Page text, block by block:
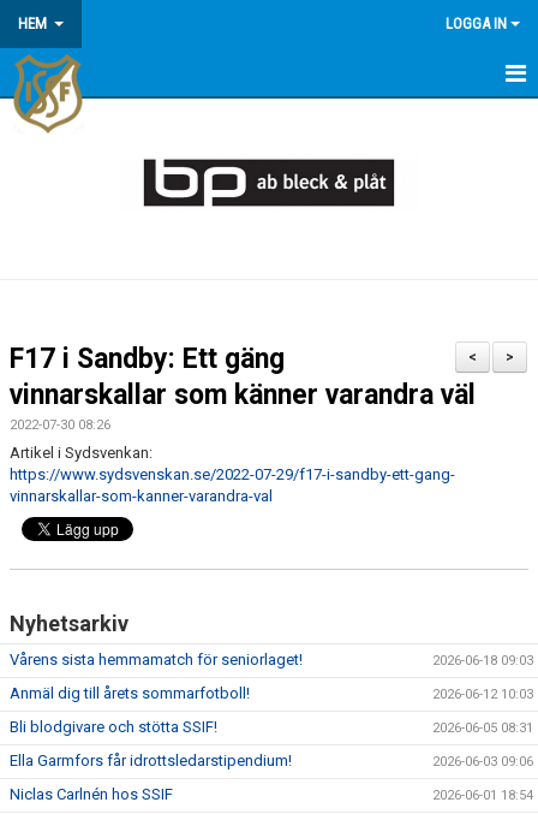
HEM LOGGA IN
HEM
ÅRSÖVERSIKT
>
<
F17 i Sandby: Ett gäng
vinnarskallar som känner varandra väl
2022-07-30 08:26
Artikel i Sydsvenkan:
https://www.sydsvenskan.se/2022-07-29/f17-i-sandby-ett-gang-
vinnarskallar-som-kanner-varandra-val
Nyhetsarkiv
Vårens sista hemmamatch för seniorlaget! 2026-06-18 09:03
Anmäl dig till årets sommarfotboll! 2026-06-12 10:03
Bli blodgivare och stötta SSIF! 2026-06-05 08:31
Ella Garmfors får idrottsledarstipendium! 2026-06-03 09:06
Niclas Carlnén hos SSIF 2026-06-01 18:54